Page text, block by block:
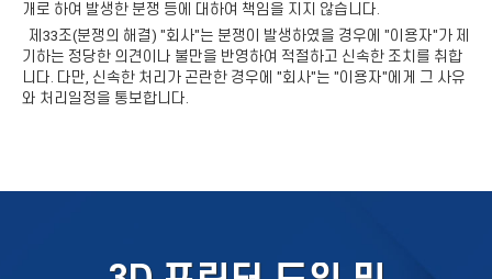
개로 하여 발생한 분쟁 등에 대하여 책임을 지지 않습니다.
제33조(분쟁의 해결) "회사"는 분쟁이 발생하였을 경우에 "이용자"가 제
기하는 정당한 의견이나 불만을 반영하여 적절하고 신속한 조치를 취합
니다. 다만, 신속한 처리가 곤란한 경우에 "회사"는 "이용자"에게 그 사유
와 처리일정을 통보합니다.